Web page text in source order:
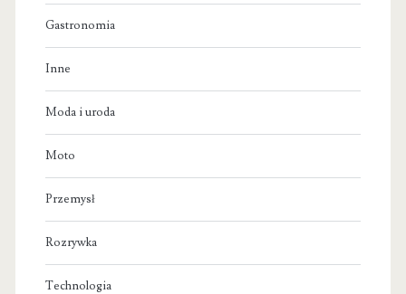
Gastronomia
Inne
Moda i uroda
Moto
Przemysł
Rozrywka
Technologia